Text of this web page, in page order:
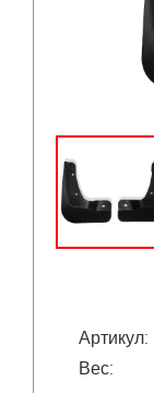
Артикул:
Вес: